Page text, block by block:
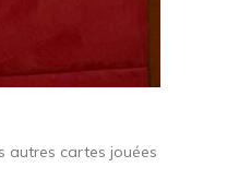
autres cartes jouées